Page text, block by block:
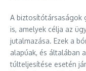
A biztosítótársaságok
is, amelyek célja az
jutalmazása. Ezek a
alapúak, és általában
túlteljesítése esetén